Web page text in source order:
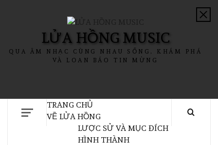
LỬA HỒNG MUSIC
QUA ÂM NHẠC CÙNG NHAU SỐNG, KHÁM PHÁ
VÀ LOAN BÁO TIN MỪNG
TRANG CHỦ
VỀ LỬA HỒNG
LƯỢC SỬ VÀ MỤC ĐÍCH
HÌNH THÀNH